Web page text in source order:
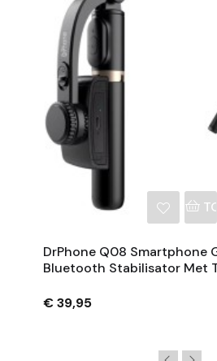
DrPhone Q08 Smartphone
Bluetooth Stabilisator Met
€ 39,95